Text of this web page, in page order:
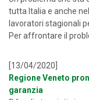
tutta Italia e anche
lavoratori stagionali
Per affrontare il
[13/04/2020]
Regione Veneto
garanzia